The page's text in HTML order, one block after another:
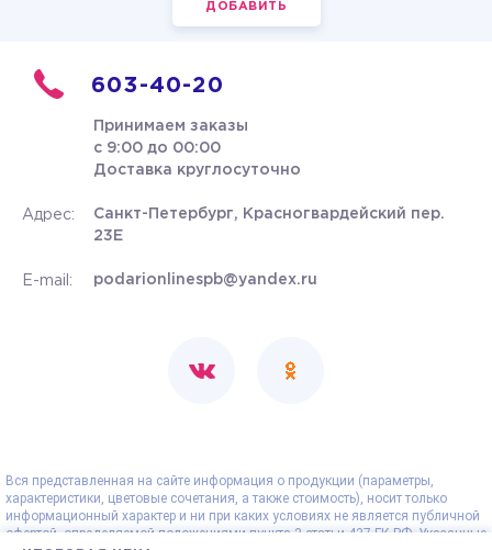
ДОБАВИТЬ
603-40-20
Принимаем заказы
с 9:00 до 00:00
Доставка круглосуточно
Адрес:
Санкт-Петербург, Красногвардейский пер.
23Е
E-mail: podarionlinespb@yandex.ru
Вся представленная на сайте информация о продукции (параметры,
характеристики, цветовые сочетания, а также стоимость), носит только
информационный характер и ни при каких условиях не является публичной
офертой, определяемой положениями пункта 2 статьи 437 ГК РФ. Указанные